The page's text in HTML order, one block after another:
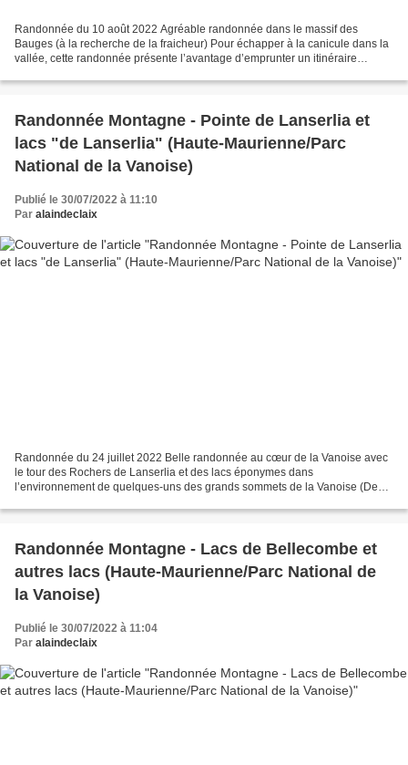
Randonnée du 10 août 2022 Agréable randonnée dans le massif des
Bauges (à la recherche de la fraicheur) Pour échapper à la canicule dans la
vallée, cette randonnée présente l’avantage d’emprunter un itinéraire
Randonnée Montagne - Pointe de Lanserlia et
lacs "de Lanserlia" (Haute-Maurienne/Parc
National de la Vanoise)
Publié le 30/07/2022 à 11:10
Par alaindeclaix
Randonnée du 24 juillet 2022 Belle randonnée au cœur de la Vanoise avec
le tour des Rochers de Lanserlia et des lacs éponymes dans
l’environnement de quelques-uns des grands sommets de la Vanoise (Dent
Randonnée Montagne - Lacs de Bellecombe et
autres lacs (Haute-Maurienne/Parc National de
la Vanoise)
Publié le 30/07/2022 à 11:04
Par alaindeclaix